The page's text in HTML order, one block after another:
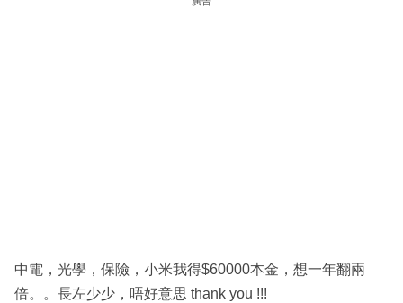
中電，光學，保險，小米我得$60000本金，想一年翻兩
倍。。長左少少，唔好意思 thank you !!!